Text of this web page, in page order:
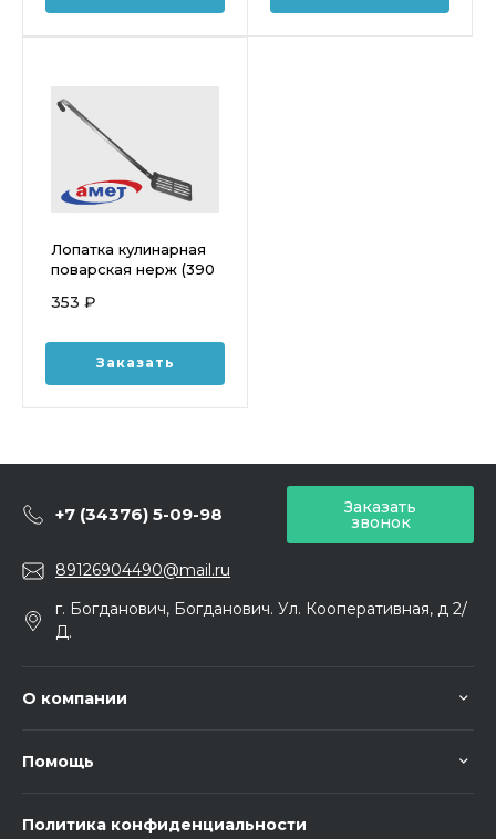
Лопатка кулинарная
поварская нерж (390
353 ₽
Заказать
+7 (34376) 5-09-98 Заказать
звонок
89126904490@mail.ru
г. Богданович, Богданович. Ул. Кооперативная, д 2/
Д.
О компании
Помощь
Политика конфиденциальности